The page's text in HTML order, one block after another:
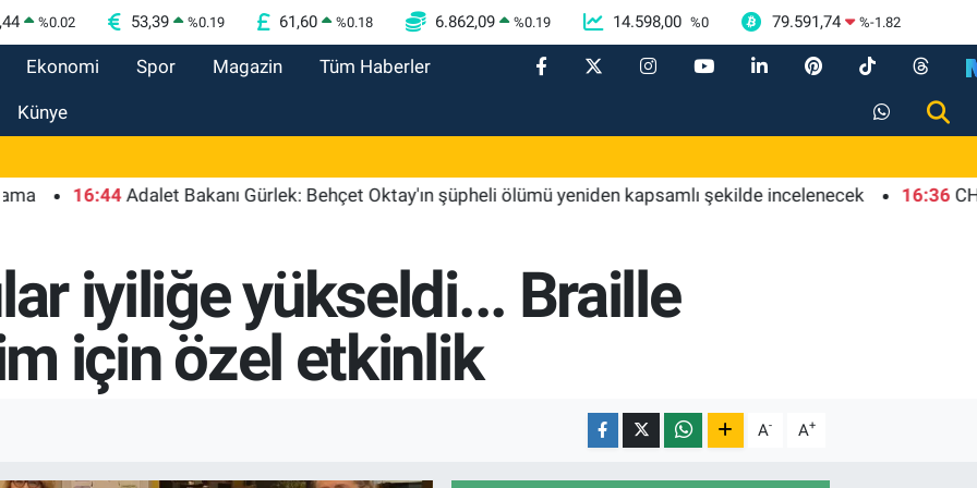
%0.02 53,39 %0.19 61,60 %0.18 6.862,09 %0.19 14.598,00 %0 79.591,74 %-1.82
Ekonomi Spor Magazin Tüm Haberler
Künye
16:44 Adalet Bakanı Gürlek: Behçet Oktay'ın şüpheli ölümü yeniden kapsamlı şekilde incelenecek 16:36 CHP'li
iyiliğe yükseldi... Braille
için özel etkinlik
A- A+